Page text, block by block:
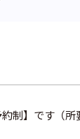
制】です（所